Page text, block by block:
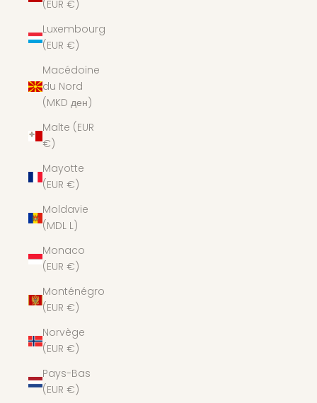
(EUR €)
Luxembourg
(EUR €)
Macédoine
du Nord
(MKD ден)
Malte (EUR
€)
Mayotte
(EUR €)
Moldavie
(MDL L)
Monaco
(EUR €)
Monténégro
(EUR €)
Norvège
(EUR €)
Pays-Bas
(EUR €)